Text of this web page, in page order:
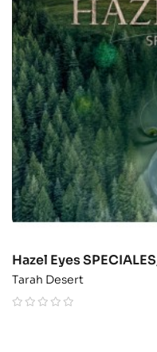
Hazel Eyes
Tarah Desert